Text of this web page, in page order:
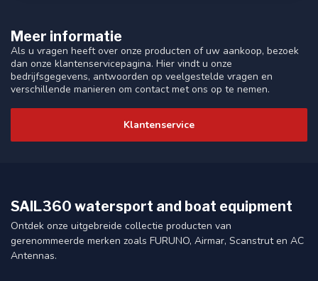
Meer informatie
Als u vragen heeft over onze producten of uw aankoop, bezoek
dan onze klantenservicepagina. Hier vindt u onze
bedrijfsgegevens, antwoorden op veelgestelde vragen en
verschillende manieren om contact met ons op te nemen.
Klantenservice
SAIL360 watersport and boat equipment
Ontdek onze uitgebreide collectie producten van
gerenommeerde merken zoals FURUNO, Airmar, Scanstrut en AC
Antennas.